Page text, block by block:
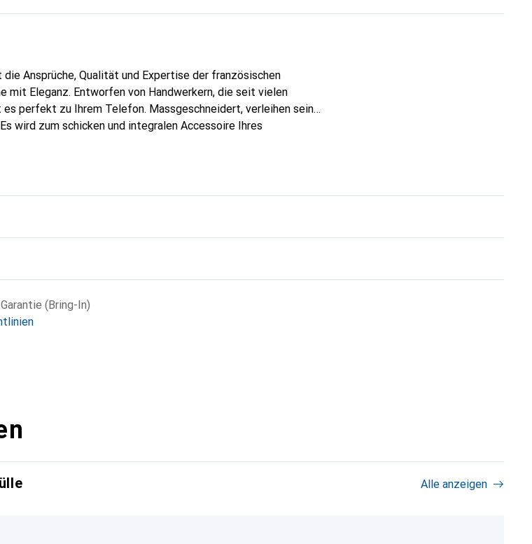
Ansprüche, Qualität und Expertise der französischen
mit Eleganz. Entworfen von Handwerkern, die seit vielen
perfekt zu Ihrem Telefon. Massgeschneidert, verleihen seine
wird zum schicken und integralen Accessoire Ihres
(Bring-In)
Alle anzeigen